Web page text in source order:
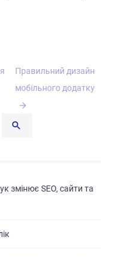
Правильний дизайн
мобільного додатку
змінює SEO, сайти та